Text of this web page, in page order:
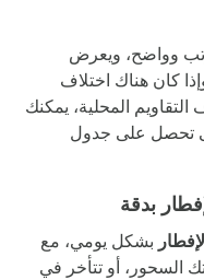
وواضح، ويعرض
كان هناك اختلاف
المحلية، يمكنك
تحصل على جدول
بشكل يومي، مع
السحور، أو تتأخر في